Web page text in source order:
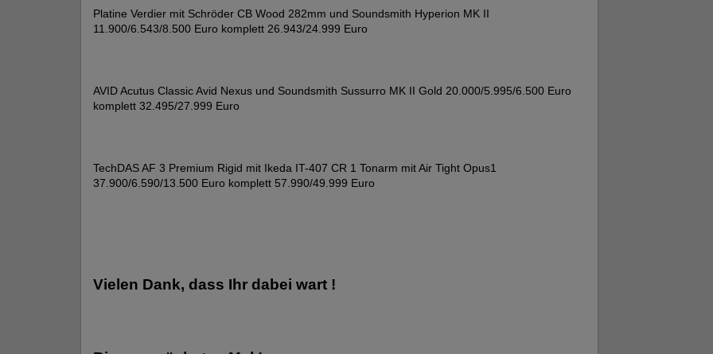
Platine Verdier mit Schröder CB Wood 282mm und Soundsmith Hyperion MK II
11.900/6.543/8.500 Euro komplett 26.943/24.999 Euro
AVID Acutus Classic Avid Nexus und Soundsmith Sussurro MK II Gold 20.000/5.995/6.500 Euro
komplett 32.495/27.999 Euro
TechDAS AF 3 Premium Rigid mit Ikeda IT-407 CR 1 Tonarm mit Air Tight Opus1
37.900/6.590/13.500 Euro komplett 57.990/49.999 Euro
Vielen Dank, dass Ihr dabei wart !